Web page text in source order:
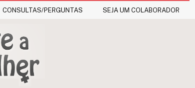
CONSULTAS/PERGUNTAS SEJA UM COLABORADOR